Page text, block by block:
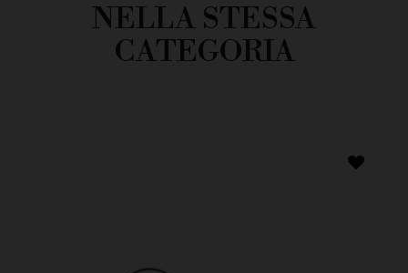
NELLA STESSA
CATEGORIA